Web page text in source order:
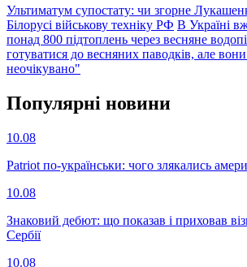
Ультиматум супостату: чи згорне
Білорусі військову техніку РФ В Україні
понад 800 підтоплень через весняне
готуватися до весняних паводків, але
неочікувано"
Популярнi новини
10.08
Patriot по-українськи: чого злякались
10.08
Знаковий дебют: що показав і приховав
Сербії
10.08